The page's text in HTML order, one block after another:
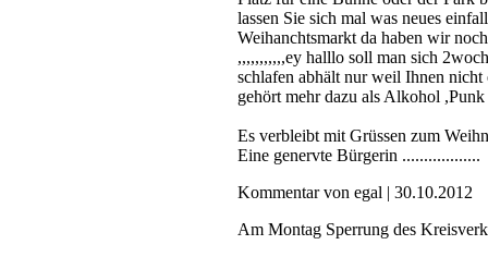
lassen Sie sich mal was neues
Weihanchtsmarkt da haben wir
,,,,,,,,,,,ey halllo soll man sich
schlafen abhält nur weil Ihnen
gehört mehr dazu als Alkohol
Es verbleibt mit Grüssen zum
Eine genervte Bürgerin ..................
Kommentar von egal | 30.10.2012
Am Montag Sperrung des